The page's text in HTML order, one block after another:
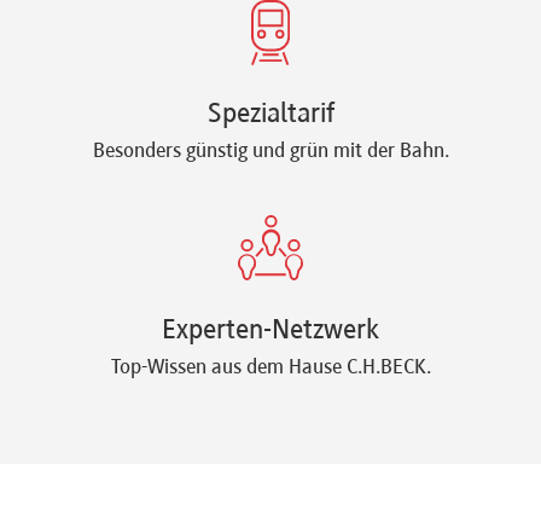
Spezialtarif
Besonders günstig und grün mit der Bahn.
Experten-Netzwerk
Top-Wissen aus dem Hause C.H.BECK.